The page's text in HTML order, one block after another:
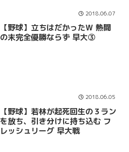
2018.06.07
【野球】立ちはだかったＷ 熱闘
の末完全優勝ならず 早大③
2018.06.05
【野球】若林が起死回生の３ラン
を放ち、引き分けに持ち込む フ
レッシュリーグ 早大戦